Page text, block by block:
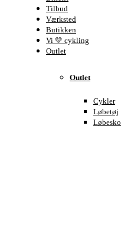
Tilbud
Værksted
Butikken
Vi 💛 cykling
Outlet
Outlet
Cykler
Løbetøj
Løbesko